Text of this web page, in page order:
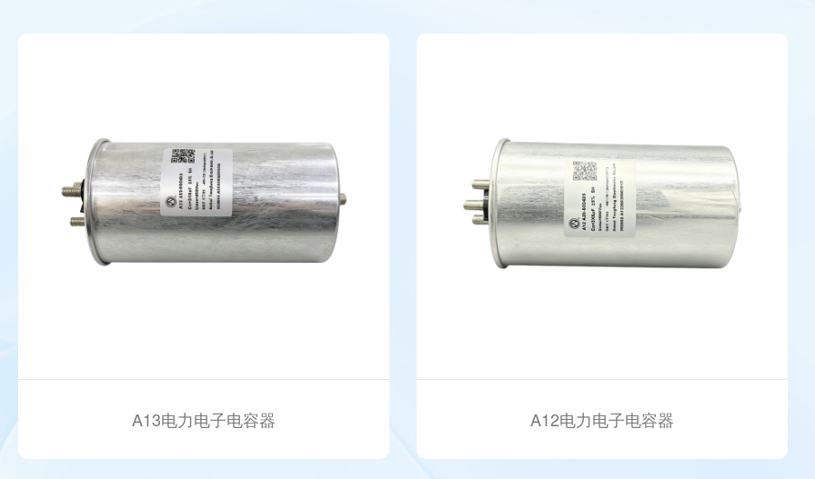
A13电力电子电容器 A12电力电子电容器